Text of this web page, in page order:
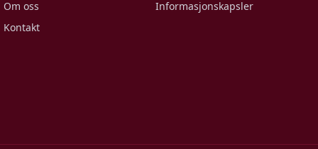
Om oss
Kontakt
Informasjonskapsler